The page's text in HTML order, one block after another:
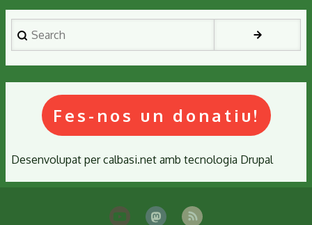
Search
Fes-nos un donatiu!
Desenvolupat percalbasi.net amb tecnologia Drupal